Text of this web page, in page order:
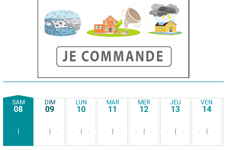
SAM
08
- -
DIM
09
- -
LUN
10
- -
MAR
11
- -
MER
12
- -
JEU
13
- -
VEN
14
- -